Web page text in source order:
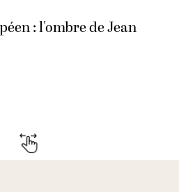
: l'ombre de Jean